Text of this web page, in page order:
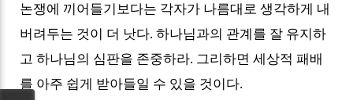
논쟁에 끼어들기보다는 각자가 나름대로 생각하게 내
버려두는 것이 더 낫다.하나님과의 관계를 잘 유지하
고 하나님의 심판을 존중하라. 그리하면 세상적 패배
를 아주 쉽게 받아들일 수 있을 것이다.